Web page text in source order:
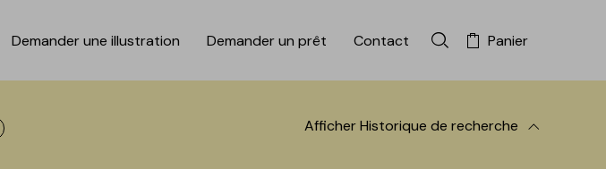
Demander une illustration Demander un prêt Contact Rechercher dans la
Panier
Afficher les informations d'aide à la recherche AfficherHistorique de recherche